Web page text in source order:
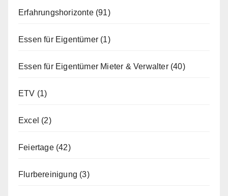
Erfahrungshorizonte(91)
Essen für Eigentümer (1)
Essen für Eigentümer Mieter & Verwalter(40)
ETV (1)
Excel (2)
Feiertage(42)
Flurbereinigung (3)